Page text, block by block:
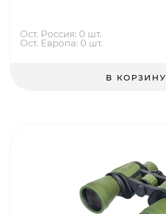
Ост. Россия: 0 шт.
Ост. Европа: 0 шт.
В КОРЗИНУ